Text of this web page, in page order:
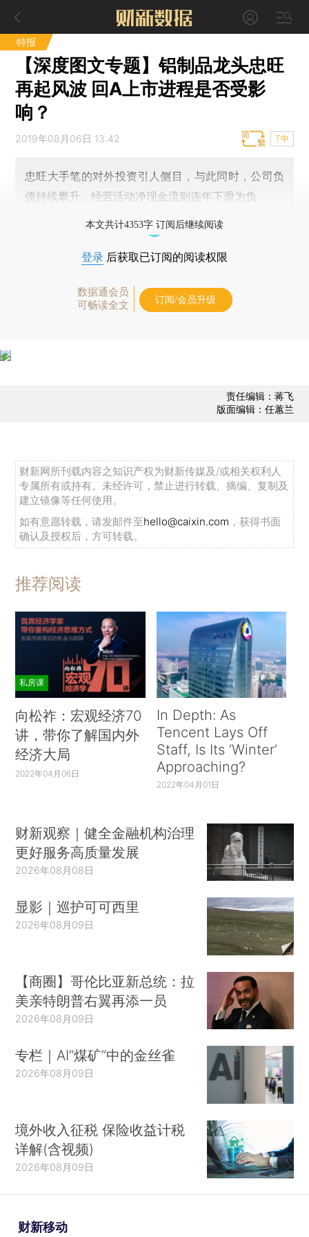
特报
【深度图文专题】铝制品龙头忠旺
再起风波 回A上市进程是否受影
响？
2019年08月06日 13:42 T中
忠旺大手笔的对外投资引人侧目，与此同时，公司负
债持续攀升，经营活动净现金流则连年下滑为负
本文共计4353字 订阅后继续阅读
登录 后获取已订阅的阅读权限
数据通会员
可畅读全文
订阅/会员升级
责任编辑：蒋飞
版面编辑：任蕙兰
财新网所刊载内容之知识产权为财新传媒及/或相关权利人
专属所有或持有。未经许可，禁止进行转载、摘编、复制及
建立镜像等任何使用。
如有意愿转载，请发邮件至hello@caixin.com ，获得书面
确认及授权后，方可转载。
推荐阅读
私房课
向松祚：宏观经济70
讲，带你了解国内外
经济大局
2022年04月06日
In Depth: As
Tencent Lays Off
Staff, Is Its ‘Winter’
Approaching?
2022年04月01日
财新观察｜健全金融机构治理
更好服务高质量发展
2026年08月08日
显影｜巡护可可西里
2026年08月09日
【商圈】哥伦比亚新总统：拉
美亲特朗普右翼再添一员
2026年08月09日
专栏｜AI“煤矿”中的金丝雀
2026年08月09日
境外收入征税 保险收益计税
详解(含视频)
2026年08月09日
财新移动